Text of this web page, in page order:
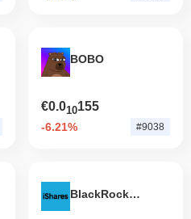
BOBO
€0.010155
-6.21% #9038
BlackRock iShares 0-3 Month Treasury Bond (ST0x Tokenized ETF)